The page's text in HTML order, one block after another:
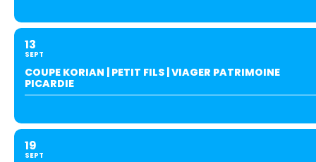
13
SEPT
COUPE KORIAN | PETIT FILS | VIAGER PATRIMOINE
PICARDIE
19
SEPT